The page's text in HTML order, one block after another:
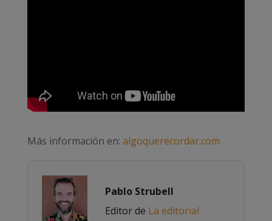
Más información en: algoquerecordar.com
Pablo Strubell
Editor de La editorial